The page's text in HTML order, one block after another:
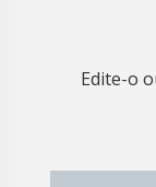
Edite-o